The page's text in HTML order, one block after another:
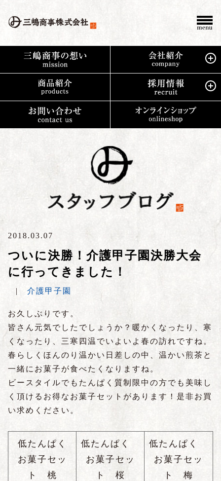
2018.03.07
ついに決勝！介護甲子園決勝大会
に行ってきました！
| 介護甲子園
お久しぶりです。
皆さん元気でしたでしょうか？暖かくなったり、寒
くなったり、三寒四温でいよいよ春の訪れですね。
春らしくほんのり温かい日差しの中、温かい煎茶と
一緒にお菓子が食べたくなりますね。
ビースタイルでもたんぱく質制限中の方でも美味し
く頂けるお得なお菓子セットがあります！是非お買
い求めください。
低たんぱく
お菓子セッ
ト 桃
低たんぱく
お菓子セッ
ト 桜
低たんぱく
お菓子セッ
ト 梅